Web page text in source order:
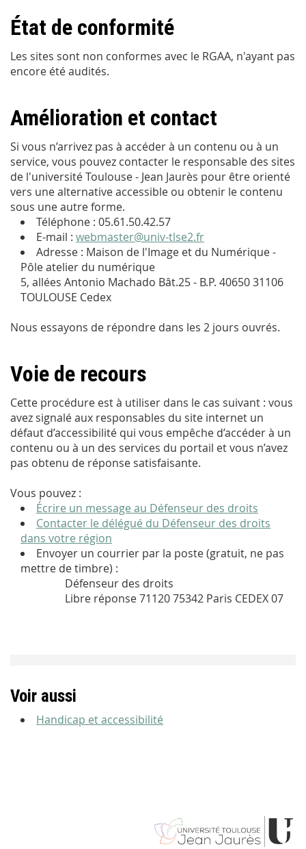
État de conformité
Les sites sont non conformes avec le RGAA, n'ayant pas
encore été audités.
Amélioration et contact
Si vous n’arrivez pas à accéder à un contenu ou à un
service, vous pouvez contacter le responsable des sites
de l'université Toulouse - Jean Jaurès pour être orienté
vers une alternative accessible ou obtenir le contenu
sous une autre forme.
Téléphone : 05.61.50.42.57
E-mail : webmaster@univ-tlse2.fr
Adresse : Maison de l'Image et du Numérique -
Pôle atelier du numérique
5, allées Antonio Machado Bât.25 - B.P. 40650 31106
TOULOUSE Cedex
Nous essayons de répondre dans les 2 jours ouvrés.
Voie de recours
Cette procédure est à utiliser dans le cas suivant : vous
avez signalé aux responsables du site internet un
défaut d’accessibilité qui vous empêche d’accéder à un
contenu ou à un des services du portail et vous n’avez
pas obtenu de réponse satisfaisante.
Vous pouvez :
Écrire un message au Défenseur des droits
Contacter le délégué du Défenseur des droits
dans votre région
Envoyer un courrier par la poste (gratuit, ne pas
mettre de timbre) :
Défenseur des droits
Libre réponse 71120 75342 Paris CEDEX 07
Voir aussi
Handicap et accessibilité